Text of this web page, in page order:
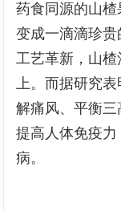
药食同源的山
变成一滴滴珍贵
工艺革新，山
上。而据研究
解痛风、平衡
提高人体免疫
病。